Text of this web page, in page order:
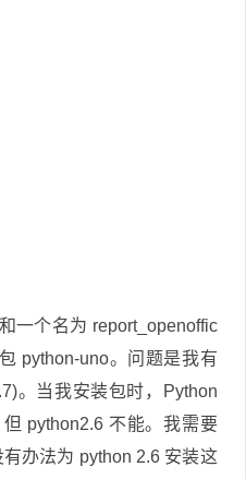
一个名为 report_openoffic
python-uno。问题是我有
。当我安装包时，Python
python2.6 不能。我需要
办法为 python 2.6 安装这